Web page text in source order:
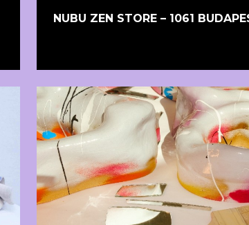
NUBU ZEN STORE – 1061